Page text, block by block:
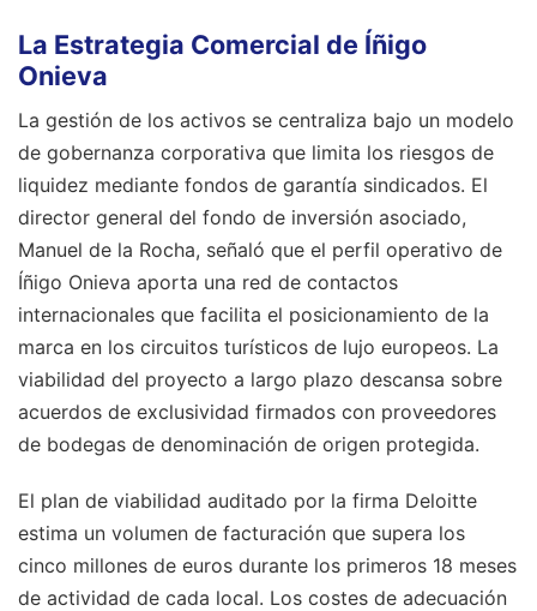
La Estrategia Comercial de Íñigo
Onieva
La gestión de los activos se centraliza bajo un modelo
de gobernanza corporativa que limita los riesgos de
liquidez mediante fondos de garantía sindicados. El
director general del fondo de inversión asociado,
Manuel de la Rocha, señaló que el perfil operativo de
Íñigo Onieva aporta una red de contactos
internacionales que facilita el posicionamiento de la
marca en los circuitos turísticos de lujo europeos. La
viabilidad del proyecto a largo plazo descansa sobre
acuerdos de exclusividad firmados con proveedores
de bodegas de denominación de origen protegida.
El plan de viabilidad auditado por la firma Deloitte
estima un volumen de facturación que supera los
cinco millones de euros durante los primeros 18 meses
de actividad de cada local. Los costes de adecuación